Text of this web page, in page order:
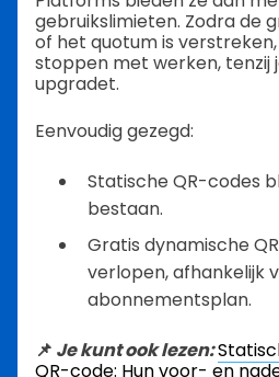
gebruikslimieten. Zodra de
of het quotum is
stoppen met werken, tenzij
upgradet.
Eenvoudig gezegd:
Statische QR-codes
bestaan.
Gratis dynamische
verlopen, afhankelijk
abonnementsplan.
📌 Je kunt ook lezen:
QR-code: Hun voor- en